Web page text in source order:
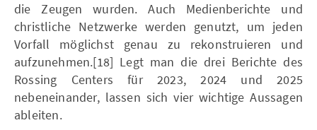
die Zeugen wurden. Auch Medienberichte und
christliche Netzwerke werden genutzt, um jeden
Vorfall möglichst genau zu rekonstruieren und
aufzunehmen.[18] Legt man die drei Berichte des
Rossing Centers für 2023, 2024 und 2025
nebeneinander, lassen sich vier wichtige Aussagen
ableiten.